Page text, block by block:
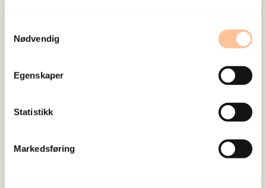
Nødvendig
Egenskaper
Statistikk
Markedsføring
NKVTS utvikler og sprer kunnskap og kompetanse
til å forebygge og redusere de helsemessige og
stress kan medføre.